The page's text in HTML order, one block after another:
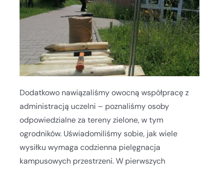
Dodatkowo nawiązaliśmy owocną współpracę z
administracją uczelni – poznaliśmy osoby
odpowiedzialne za tereny zielone, w tym
ogrodników. Uświadomiliśmy sobie, jak wiele
wysiłku wymaga codzienna pielęgnacja
kampusowych przestrzeni. W pierwszych